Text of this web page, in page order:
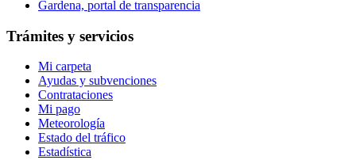
Gardena, portal de transparencia
Trámites y servicios
Mi carpeta
Ayudas y subvenciones
Contrataciones
Mi pago
Meteorología
Estado del tráfico
Estadística